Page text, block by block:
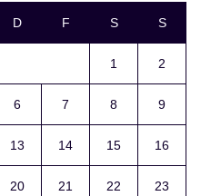
D F S S
1 2
6 7 8 9
13 14 15 16
20 21 22 23